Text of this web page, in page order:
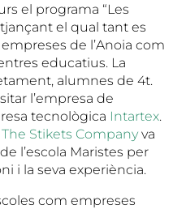
el programa “Les
el qual tant es
de l’Anoia com
educatius. La
alumnes de 4t.
l’empresa de
tecnològica Intartex.
The Stikets Companyva
l’escola Maristes per
i la seva experiència.
com empreses